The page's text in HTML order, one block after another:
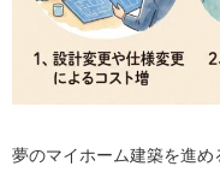
夢のマイホーム建築を進